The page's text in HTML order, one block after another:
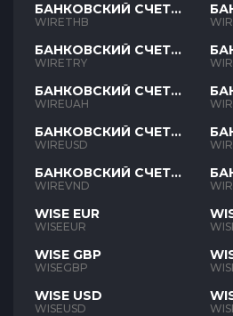
БАНКОВСКИЙ СЧЕТ
THB
WIRETHB
БАНКОВСКИЙ СЧЕТ
TRY
WIRETRY
БАНКОВСКИЙ СЧЕТ
UAH
WIREUAH
БАНКОВСКИЙ СЧЕТ
USD
WIREUSD
БАНКОВСКИЙ СЧЕТ
VND
WIREVND
WISE EUR
WISEEUR
WISE GBP
WISEGBP
WISE USD
WISEUSD